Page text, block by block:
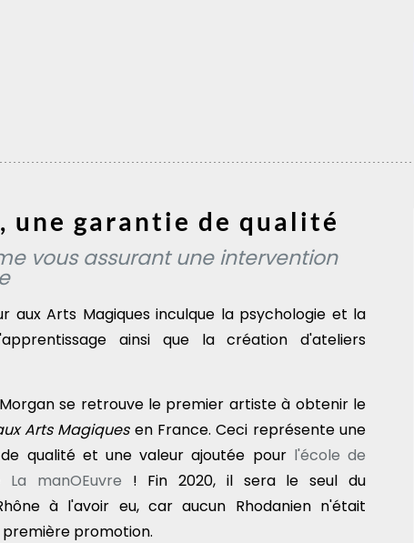
une garantie de qualité
vous assurant une intervention
aux Arts Magiques inculque la psychologie et la
ainsi que la création d'ateliers
se retrouve le premier artiste à obtenir le
Arts Magiquesen France. Ceci représente une
qualité et une valeur ajoutée pour l'école de
La manOEuvre ! Fin 2020, il sera le seul du
à l'avoir eu, car aucun Rhodanien n'était
promotion.